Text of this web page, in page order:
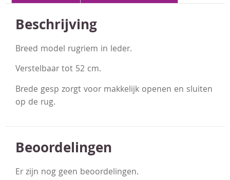
Beschrijving
Breed model rugriem in leder.
Verstelbaar tot 52 cm.
Brede gesp zorgt voor makkelijk openen en sluiten
op de rug.
Beoordelingen
Er zijn nog geen beoordelingen.